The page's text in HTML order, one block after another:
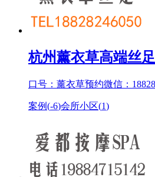
杭州薰衣草高端丝
口号：薰衣草预约微信：
案例(-6)会所小区(1)